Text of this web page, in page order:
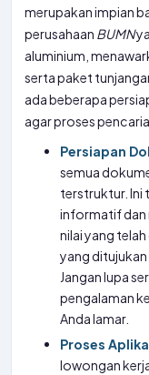
merupakan impian
perusahaan BUMN
aluminium,
serta paket
ada beberapa
agar proses
Persiapan
semua
terstruktur. Ini
informatif dan
nilai yang
yang
Jangan lupa
pengalaman
Anda lamar.
Proses
lowongan